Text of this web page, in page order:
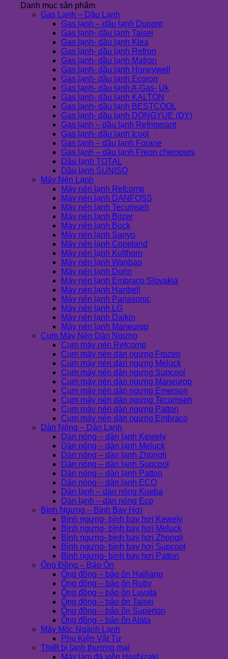
Danh mục sản phẩm
Gas Lạnh – Dầu Lạnh
Gas lạnh – dầu lạnh Dupont
Gas lạnh- dầu lạnh Taisei
Gas lạnh- dầu lạnh Klea
Gas lạnh- dầu lạnh Refron
Gas lạnh- dầu lạnh Mafron
Gas lạnh- dầu lạnh Honeywell
Gas lạnh- dầu lạnh Ecoron
Gas lạnh- dầu lạnh A-Gas- Uk
Gas lạnh- dầu lạnh KALTON
Gas lạnh- dầu lạnh BESTCOOL
Gas lạnh- dầu lạnh DONGYUE (DY)
Gas lạnh – dầu lạnh Refrigerant
Gas lạnh- dầu lạnh Icool
Gas lạnh – dầu lạnh Forane
Gas lạnh – dầu lạnh Freon chemours
Dầu lạnh TOTAL
Dầu lạnh SUNISO
Máy Nén Lạnh
Máy nén lạnh Refcomp
Máy nén lạnh DANFOSS
Máy nén lạnh Tecumseh
Máy nén lạnh Bitzer
Máy nén lạnh Bock
Máy nén lạnh Sanyo
Máy nén lạnh Copeland
Máy nén lạnh Kulthorn
Máy nén lạnh Wanbao
Máy nén lạnh Dorin
Máy nén lạnh Embraco Slovakia
Máy nén lạnh Hanbell
Máy nén lạnh Panasonic
Máy nén lạnh LG
Máy nén lạnh Daikin
Máy nén lạnh Maneurop
Cụm Máy Nén Dàn Ngưng
Cụm máy nén Refcomp
Cụm máy nén dàn ngưng Frozen
Cụm máy nén dàn ngưng Meluck
Cụm máy nén dàn ngưng Supcool
Cụm máy nén dàn ngưng Maneurop
Cụm máy nén dàn ngưng Emerson
Cụm máy nén dàn ngưng Tecumseh
Cụm máy nén dàn ngưng Patton
Cụm máy nén dàn ngưng Embraco
Dàn Nóng – Dàn Lạnh
Dàn nóng – dàn lạnh Kewely
Dàn nóng – dàn lạnh Meluck
Dàn nóng – dàn lạnh Zhongli
Dàn nóng – dàn lạnh Supcool
Dàn nóng – dàn lạnh Patton
Dàn nóng – dàn lạnh ECO
Dàn lạnh – dàn nóng Kueba
Dàn lạnh – dàn nóng Eco
Bình Ngưng – Bình Bay Hơi
Bình ngưng- bình bay hơi Kewely
Bình ngưng- bình bay hơi Meluck
Bình ngưng- bình bay hơi Zhongli
Bình ngưng- bình bay hơi Supcool
Bình ngưng- bình bay hơi Patton
Ống Đồng – Bảo Ôn
Ống đồng – bảo ôn Hailiang
Ống đồng – bảo ôn Ruby
Ống đồng – bảo ôn Luvata
Ống đồng – bảo ôn Taisei
Ống đồng – bảo ôn Superlon
Ống đồng – bảo ôn Atata
Máy Móc Ngành Lạnh
Phụ Kiện Vật Tư
Thiết bị lạnh thương mại
Máy làm đá viên Hoshizaki